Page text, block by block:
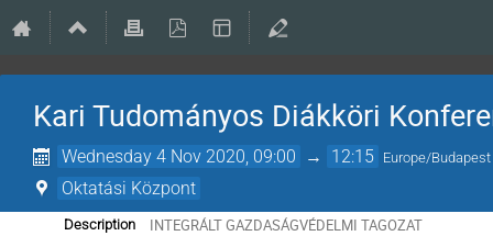
Kari Tudományos Diákköri
Wednesday 4 Nov 2020, 09:00 → 12:15 Europe/Budapest
Oktatási Központ
Description
INTEGRÁLT GAZDASÁGVÉDELMI TAGOZAT